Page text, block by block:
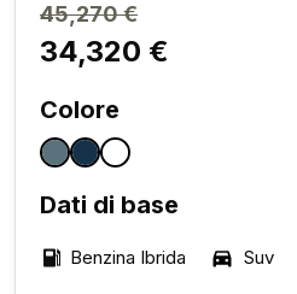
45,270 €
34,320 €
Colore
Dati di base
Benzina Ibrida Suv